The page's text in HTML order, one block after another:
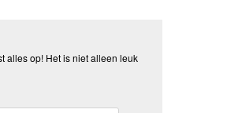
alles op! Het is niet alleen leuk